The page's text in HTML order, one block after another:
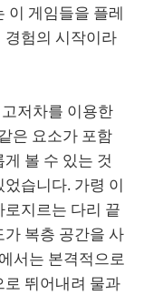
이 게임들을 플레
경험의 시작이라
저차를 이용한
은 요소가 포함
볼 수 있는 것
습니다. 가령 이
지르는 다리 끝
복층 공간을 사
서는 본격적으로
뛰어내려 물과